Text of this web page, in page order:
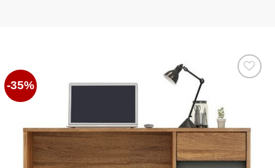
-35%